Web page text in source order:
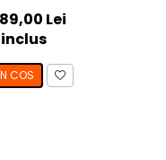
Lei
inclus
COS